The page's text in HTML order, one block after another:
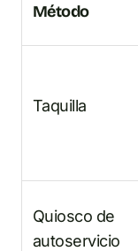
Método
Taquilla
Quiosco de
autoservicio